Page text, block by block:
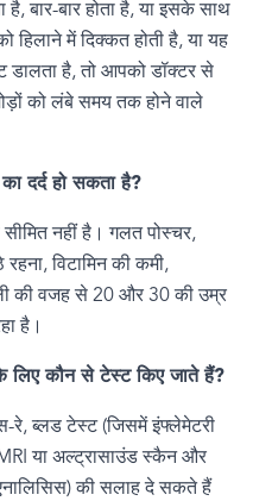
है,बार-बार होता है,या इसके साथ
हिलाने में दिक्कत होती है,या यह
डालता है,तो आपको डॉक्टर से
को लंबे समय तक होने वाले
दर्द हो सकता है?
सीमित नहीं है। गलत पोस्चर,
,विटामिन की कमी,
की वजह से 20 और 30की उम्र
है।
लिए कौन से टेस्ट किए जाते हैं?
रे,ब्लड टेस्ट (जिसमें इंफ्लेमेटरी
या अल्ट्रासाउंड स्कैन और
की सलाह दे सकते हैं